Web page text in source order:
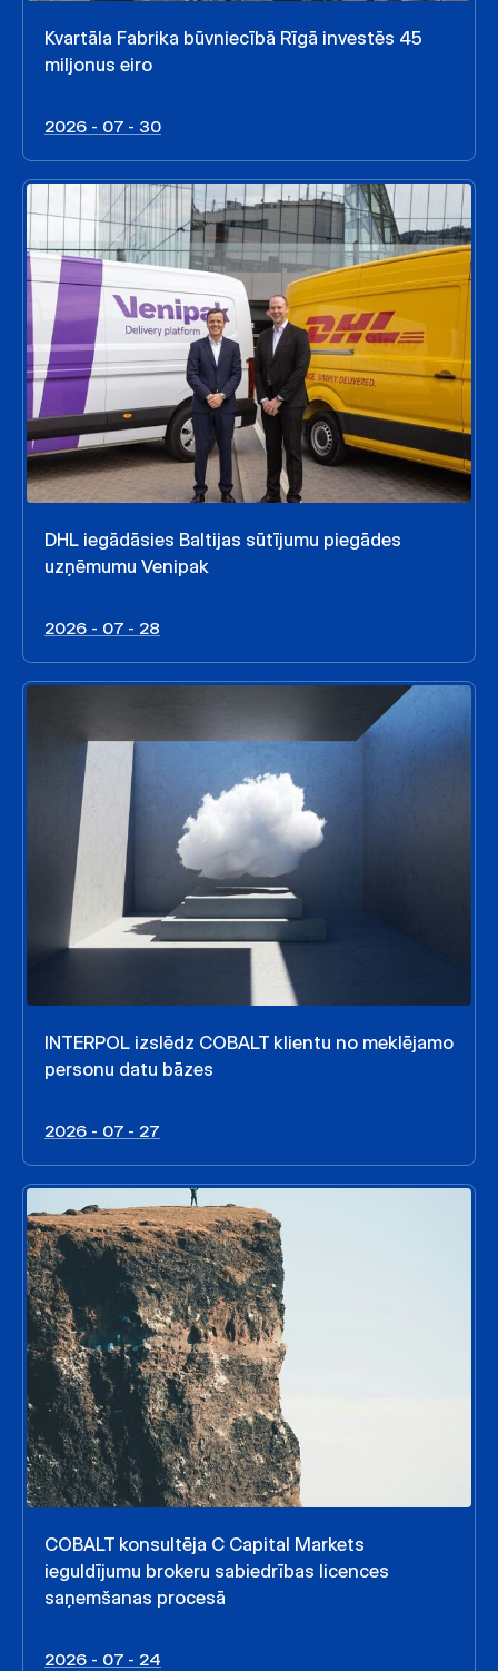
Kvartāla Fabrika būvniecībā Rīgā investēs 45
miljonus eiro
2026 - 07 - 30
DHL iegādāsies Baltijas sūtījumu piegādes
uzņēmumu Venipak
2026 - 07 - 28
INTERPOL izslēdz COBALT klientu no meklējamo
personu datu bāzes
2026 - 07 - 27
COBALT konsultēja C Capital Markets
ieguldījumu brokeru sabiedrības licences
saņemšanas procesā
2026 - 07 - 24